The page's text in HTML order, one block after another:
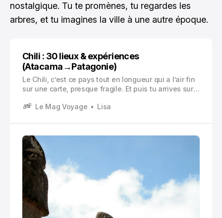
nostalgique. Tu te promènes, tu regardes les
arbres, et tu imagines la ville à une autre époque.
Chili : 30 lieux & expériences
(Atacama→Patagonie)
Le Chili, c’est ce pays tout en longueur qui a l’air fin
sur une carte, presque fragile. Et puis tu arrives sur
climats qui n’ont rien à voir entre eux, des paysages
chaînes.
Le Mag Voyage Lisa